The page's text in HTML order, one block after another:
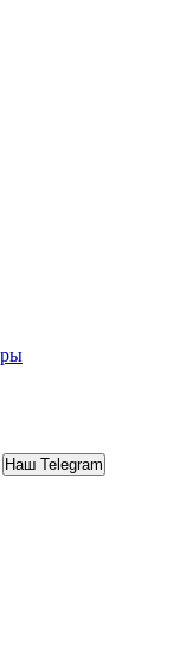
Наш Telegram